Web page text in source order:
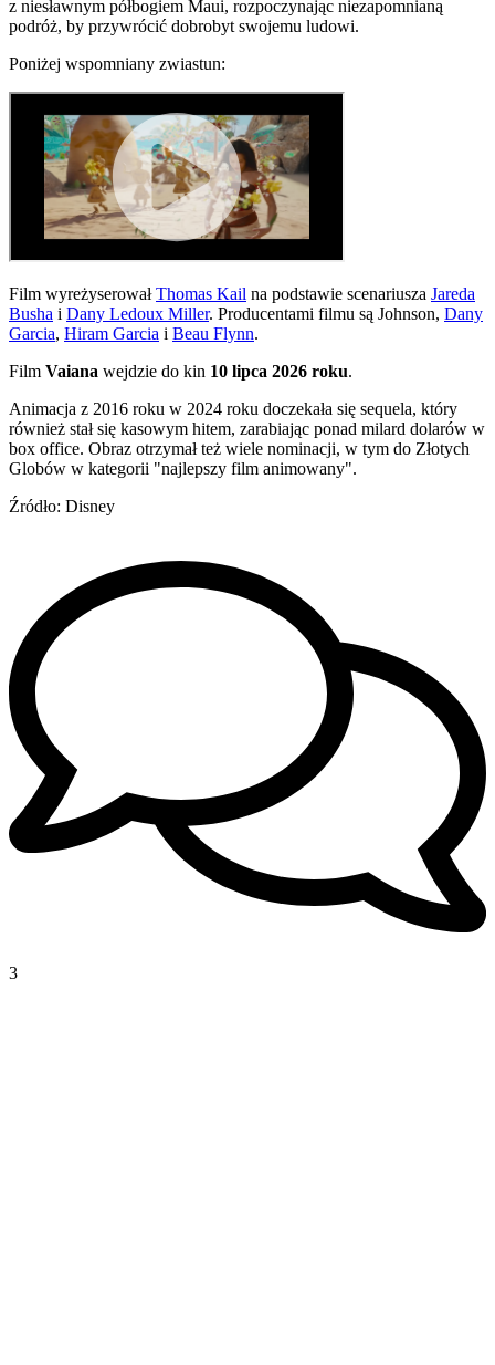
z niesławnym półbogiem Maui, rozpoczynając niezapomnianą
podróż, by przywrócić dobrobyt swojemu ludowi.
Poniżej wspomniany zwiastun:
Film wyreżyserowałThomas Kail na podstawie scenariusza Jareda
Busha i Dany Ledoux Miller. Producentami filmu są Johnson, Dany
Garcia, Hiram Garcia i Beau Flynn.
Film Vaiana wejdzie do kin 10 lipca 2026 roku.
Animacja z 2016 roku w 2024 roku doczekała się sequela, który
również stał się kasowym hitem, zarabiając ponad milard dolarów w
box office. Obraz otrzymał też wiele nominacji, w tym do Złotych
Globów w kategorii "najlepszy film animowany".
Źródło: Disney
3